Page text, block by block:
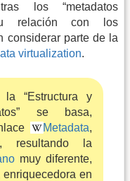
los “metadatos
relación con los
considerar parte de la
virtualization.
la “Estructura y
se basa,
Metadata,
resultando la
muy diferente,
en